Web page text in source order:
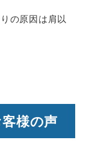
の原因は肩以
様の声